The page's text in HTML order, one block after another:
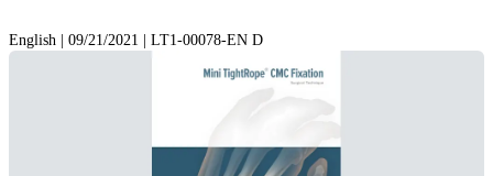
English | 09/21/2021 | LT1-00078-EN D